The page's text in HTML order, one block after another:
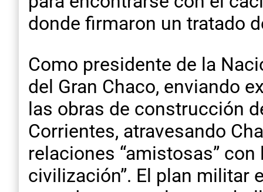
donde firmaron un tratado
Como presidente de la
del Gran Chaco, enviando
las obras de construcción
Corrientes, atravesando
relaciones “amistosas”
civilización”. El plan militar